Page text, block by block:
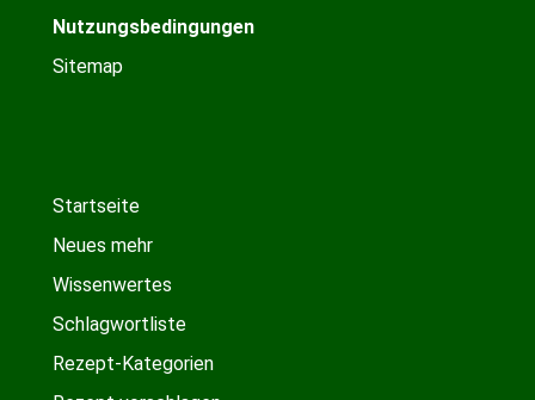
Nutzungsbedingungen
Sitemap
Startseite
Neues mehr
Wissenwertes
Schlagwortliste
Rezept-Kategorien